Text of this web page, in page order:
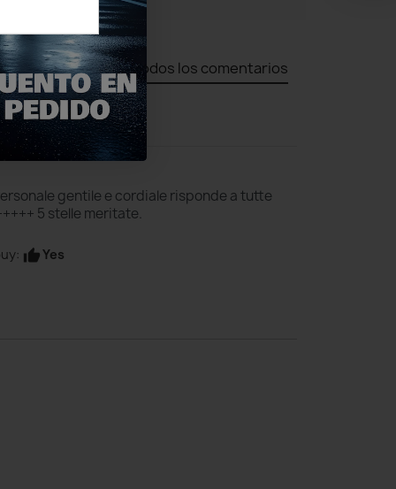
Todos los comentarios
gentile e cordiale risponde a tutte
5 stelle meritate.
thumb_upYes